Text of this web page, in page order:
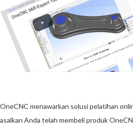
OneCNC menawarkan solusi pelatihan
asalkan Anda telah membeli produk